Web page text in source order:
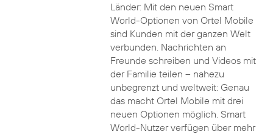
Länder: Mit den neuen Smart
World-Optionen von Ortel Mobile
sind Kunden mit der ganzen Welt
verbunden. Nachrichten an
Freunde schreiben und Videos mit
der Familie teilen – nahezu
unbegrenzt und weltweit: Genau
das macht Ortel Mobile mit drei
neuen Optionen möglich. Smart
World-Nutzer verfügen über mehr